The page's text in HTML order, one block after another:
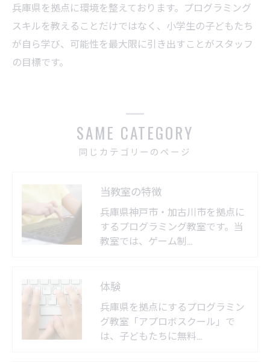
兵庫県を拠点に環境を整えております。プログラミング
スキルを教えることだけではなく、小学生の子どもたち
が自ら学び、可能性を最大限に引き出すことがスタッフ
の目標です。
同じカテゴリーのページ
SAME CATEGORY
当教室の特徴
兵庫県神戸市・加古川市を拠点に
するプログラミング教室です。当
教室では、ゲーム制…
体験
兵庫県を拠点にするプログラミン
グ教室「アプロボスクール」で
は、子どもたちに無料…